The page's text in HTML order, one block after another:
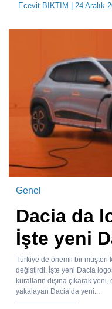
Ecevit BIKTIM | 24 Aralık
Genel
Dacia da
İşte yeni
Türkiye’de önemli bir
değiştirdi. İşte yeni Dacia
kuralların dışına çıkarak
yakalayan Dacia’da yeni...